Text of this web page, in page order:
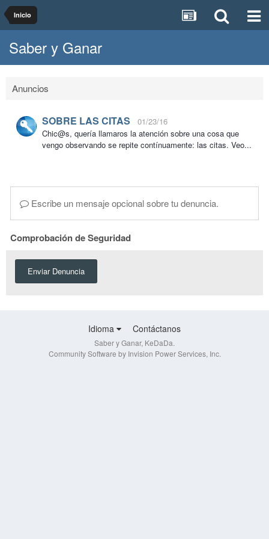
Inicio
Saber y Ganar
Anuncios
SOBRE LAS CITAS
01/23/16
Chic@s, quería llamaros la atención sobre una cosa que
vengo observando se repite contínuamente: las citas. Veo...
Escribe un mensaje opcional sobre tu denuncia.
Comprobación de Seguridad
Enviar Denuncia
Idioma Contáctanos
Saber y Ganar, KeDaDa.
Community Software by Invision Power Services, Inc.